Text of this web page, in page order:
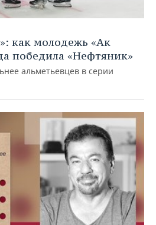
как молодежь «Ак
победила «Нефтяник»
альметьевцев в серии